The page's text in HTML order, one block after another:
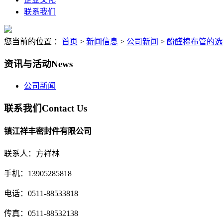
联系我们
您当前的位置 ： 首页 > 新闻信息 > 公司新闻 > 酚醛棉布管的
资讯与活动News
公司新闻
联系我们Contact Us
镇江祥丰密封件有限公司
联系人：方祥林
手机：13905285818
电话：0511-88533818
传真：0511-88532138